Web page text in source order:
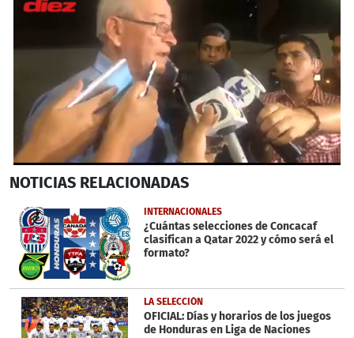
seconds
minutes,
seconds
NOTICIAS RELACIONADAS
INTERNACIONALES
¿Cuántas selecciones de Concacaf
clasifican a Qatar 2022 y cómo será el
formato?
LA SELECCIÓN
OFICIAL: Días y horarios de los juegos
de Honduras en Liga de Naciones